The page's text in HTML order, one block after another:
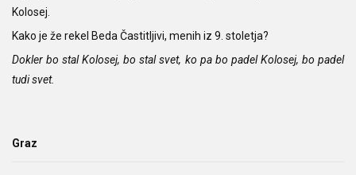
Kolosej.
Kako je že rekel Beda Častitljivi, menih iz 9. stoletja?
Dokler bo stal Kolosej, bo stal svet, ko pa bo padel Kolosej, bo padel
tudi svet.
Graz